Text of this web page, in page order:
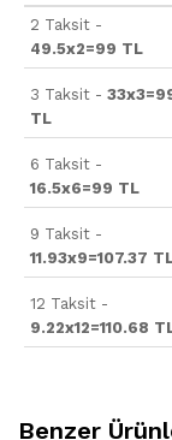
2 Taksit -
49.5x2=99 TL
3 Taksit -
TL
6 Taksit -
16.5x6=99 TL
9 Taksit -
11.93x9=107.37
12 Taksit -
9.22x12=110.68
Benzer